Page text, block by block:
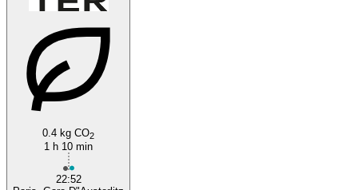
0.4 kg CO2
1 h 10 min
22:52